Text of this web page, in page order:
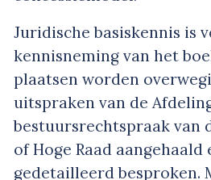
Juridische basiskennis is
kennisneming van het
plaatsen worden
uitspraken van de
bestuursrechtspraak van
of Hoge Raad
gedetailleerd besproken.